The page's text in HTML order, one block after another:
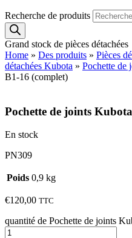
Recherche de produits
Grand stock de pièces détachées
Home » Des produits » Pièces
détachées Kubota » Pochette de
B1-16 (complet)
Pochette de joints
En stock
PN309
Poids 0,9 kg
€120,00 TTC
quantité de Pochette de joints